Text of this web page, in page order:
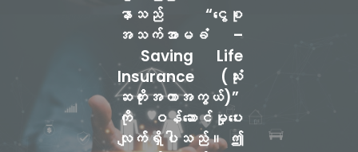
နာသည်“ငွေစု
အသက်အာမခံ –
Saving Life
Insurance (သုံး
ဆတိုးအကာအကွယ်)”
ကို ဝန်ဆောင်မှုပေး
လျက်ရှိပါသည်။ ဤ